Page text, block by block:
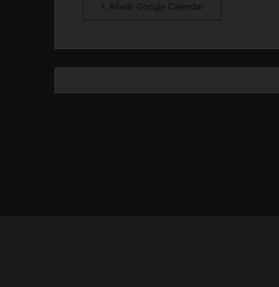
+ Añadir Google Calendar